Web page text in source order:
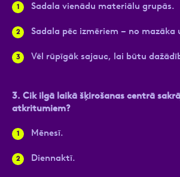
Sadala vienādu materiālu grupās.
Sadala pēc izmēriem – no mazāka
Vēl rūpīgāk sajauc, lai būtu
3. Cik ilgā laikā šķirošanas centrā
atkritumiem?
Mēnesī.
Diennaktī.